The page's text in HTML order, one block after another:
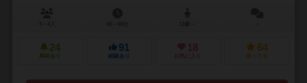
24
興味あり
91
経験あり
18
お気に入り
64
持ってる